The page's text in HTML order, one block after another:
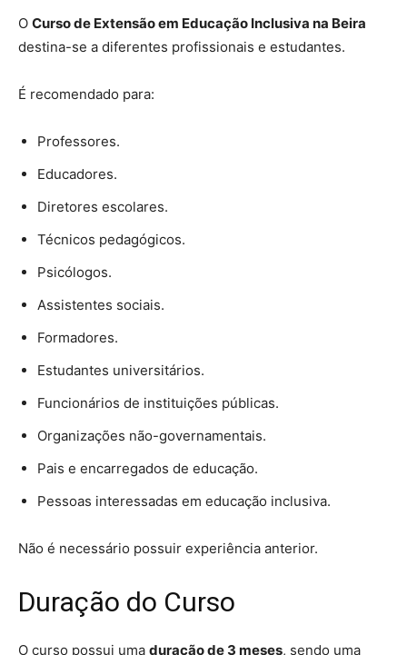
O Curso de Extensão em Educação Inclusiva na Beira
destina-se a diferentes profissionais e estudantes.
É recomendado para:
Professores.
Educadores.
Diretores escolares.
Técnicos pedagógicos.
Psicólogos.
Assistentes sociais.
Formadores.
Estudantes universitários.
Funcionários de instituições públicas.
Organizações não-governamentais.
Pais e encarregados de educação.
Pessoas interessadas em educação inclusiva.
Não é necessário possuir experiência anterior.
Duração do Curso
O curso possui uma duração de 3 meses, sendo uma